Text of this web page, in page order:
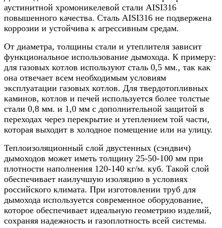
аустинитной хромоникелевой стали AISI316
повышенного качества. Сталь AISI316 не подвержена
коррозии и устойчива к агрессивным средам.
От диаметра, толщины стали и утеплителя зависит
функциональное использование дымохода. К примеру:
для газовых котлов используют сталь 0,5 мм., так как
она отвечает всем необходимым условиям
эксплуатации газовых котлов. Для твердотопливных
каминов, котлов и печей используется более толстые
стали 0,8 мм. и 1,0 мм с дополнительной защитой в
переходах через перекрытие и утеплением той части,
которая выходит в холодное помещение или на улицу.
Теплоизоляционный слой двустенных (сэндвич)
дымоходов может иметь толщину 25-50-100 мм при
плотности наполнения 120-140 кг/м. куб. Такой слой
обеспечивает наилучшую изоляцию в условиях
российского климата. При изготовлении труб для
дымохода используется современное оборудование,
которое обеспечивает идеальную геометрию изделий,
сохраняя надежность и газоплотность всей системы.